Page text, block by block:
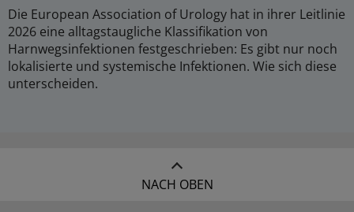
Die European Association of Urology hat in ihrer Leitlinie
2026 eine alltagstaugliche Klassifikation von
Harnwegsinfektionen festgeschrieben: Es gibt nur noch
lokalisierte und systemische Infektionen. Wie sich diese
unterscheiden.
NACH OBEN